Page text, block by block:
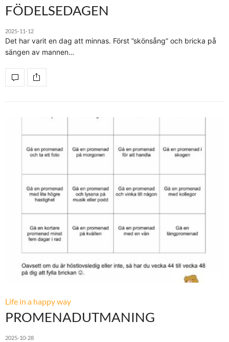
FÖDELSEDAGEN
2025-11-12
Det har varit en dag att minnas. Först ”skönsång” och bricka på
sängen av mannen…
Life in a happy way
PROMENADUTMANING
2025-10-28